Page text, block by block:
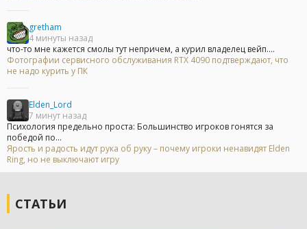
gretham
4 минуты назад
что-то мне кажется смолы тут непричем, а курил владелец вейп....
Фотографии сервисного обслуживания RTX 4090 подтверждают, что
не надо курить у ПК
Elden_Lord
7 минут назад
Психология предельно проста: Большинство игроков гонятся за
победой по...
Ярость и радость идут рука об руку – почему игроки ненавидят Elden
Ring, но не выключают игру
СТАТЬИ